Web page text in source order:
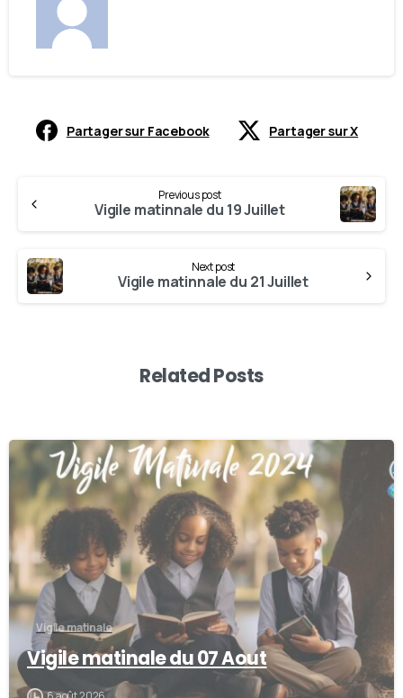
Partager sur Facebook Partager sur X
Previous post
Vigile matinnale du 19 Juillet
Next post
Vigile matinnale du 21 Juillet
Related Posts
Vigile matinale
Vigile matinale du 07 Aout